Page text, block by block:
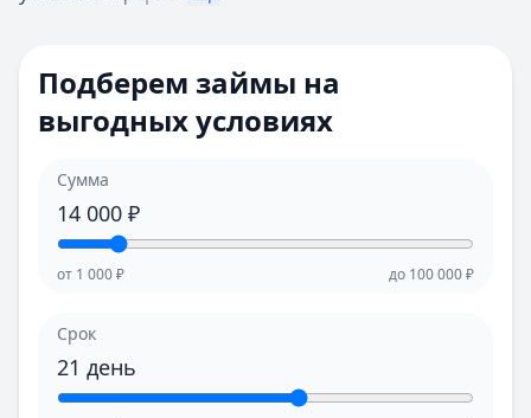
Ижевск
Иркутск
Киров
Ижевск
Иркутск
Киров
Подберем займы на
выгодных условиях
Сумма
14 000 ₽
от 1 000₽ до 100 000₽
Срок
21 день